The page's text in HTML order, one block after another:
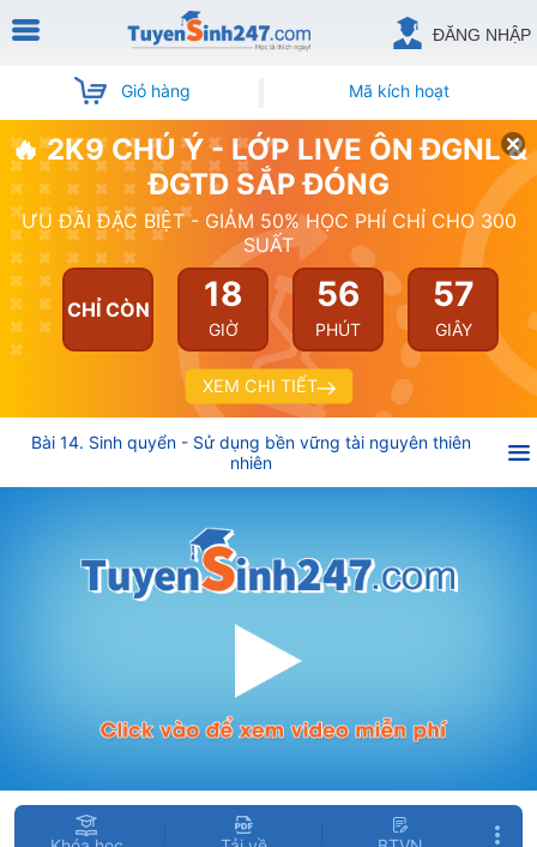
ĐĂNG NHẬP
Giỏ hàng Mã kích hoạt
🔥 2K9 CHÚ Ý - LỚP LIVE ÔN ĐGNL &
ĐGTD SẮP ĐÓNG
ƯU ĐÃI ĐẶC BIỆT - GIẢM 50% HỌC PHÍ CHỈ CHO 300
SUẤT
CHỈ CÒN 18
GIỜ
56
PHÚT
57
GIÂY
XEM CHI TIẾT
Bài 14. Sinh quyển - Sử dụng bền vững tài nguyên thiên
nhiên